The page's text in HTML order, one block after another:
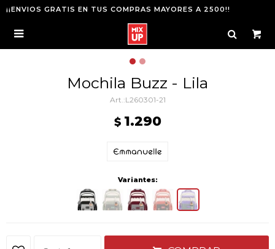
¡¡ENVIOS GRATIS EN TUS COMPRAS MAYORES A 2500!!

Mochila Buzz - Lila
L260301-21
$ 1.290
Variantes: